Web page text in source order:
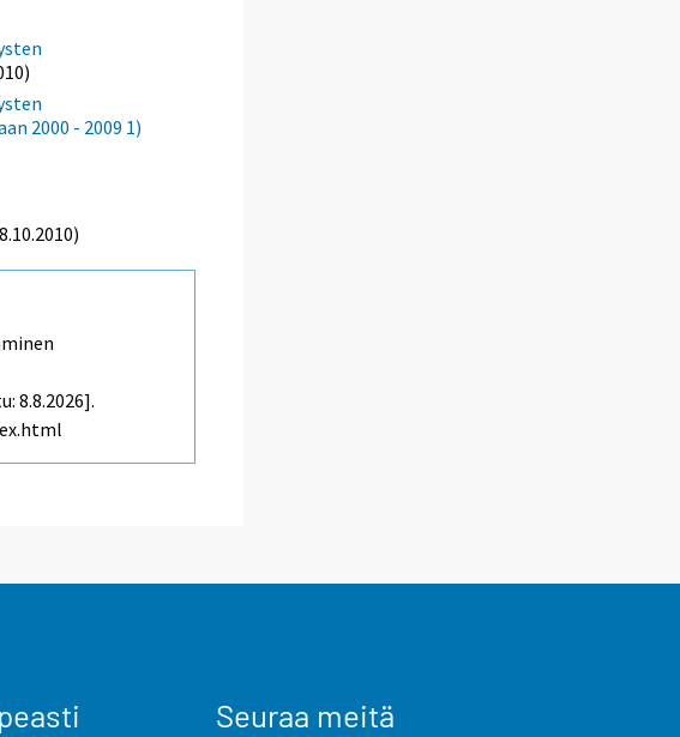
2000 - 2009 1)
8.8.2026].
Seuraa meitä